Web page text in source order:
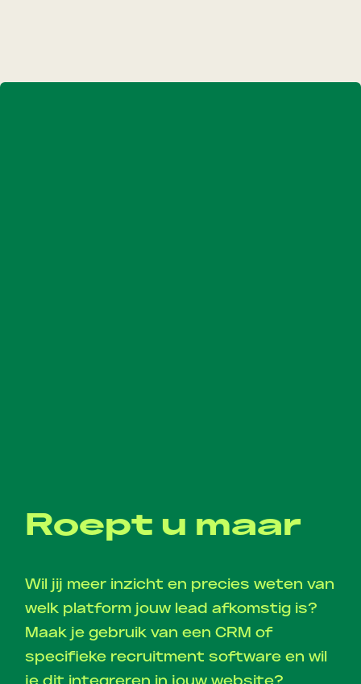
Roept u maar
Wil jij meer inzicht en precies weten van
welk platform jouw lead afkomstig is?
Maak je gebruik van een CRM of
specifieke recruitment software en wil